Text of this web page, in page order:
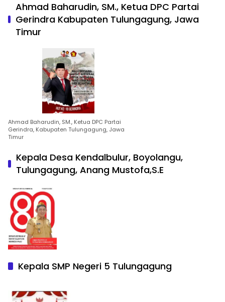
Ahmad Baharudin, SM., Ketua DPC Partai
Gerindra Kabupaten Tulungagung, Jawa
Timur
Ahmad Baharudin, SM., Ketua DPC Partai
Gerindra, Kabupaten Tulungagung, Jawa
Timur
Kepala Desa Kendalbulur, Boyolangu,
Tulungagung, Anang Mustofa,S.E
Kepala SMP Negeri 5 Tulungagung